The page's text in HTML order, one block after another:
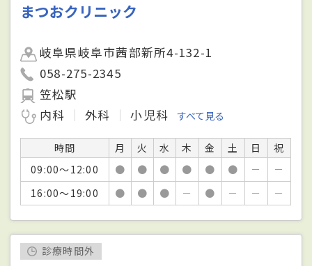
まつおクリニック
岐阜県岐阜市茜部新所4-132-1
058-275-2345
笠松駅
内科
外科 小児科 すべて見る
時間 月 火 水 木 金 土 日
祝
09:00～12:00
● ● ● ● ● ● －
－
16:00～19:00
● ● ● － ● － － －
診療時間外